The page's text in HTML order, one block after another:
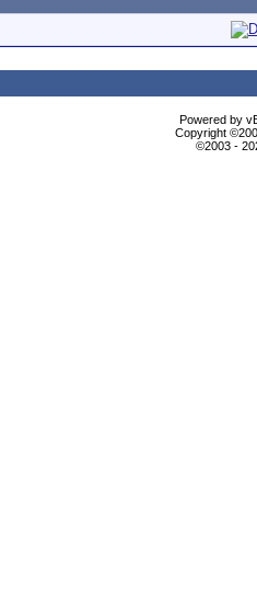
Powered by
Copyright
©2003 -